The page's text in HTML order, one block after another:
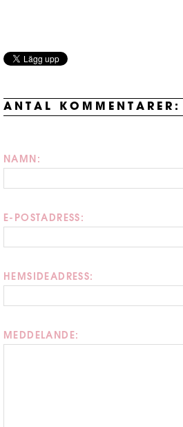
ANTAL KOMMENTARER:
NAMN:
E-POSTADRESS:
HEMSIDEADRESS:
MEDDELANDE: